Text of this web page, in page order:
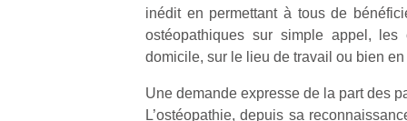
inédit en permettant à tous de
ostéopathiques sur simple appel, les
domicile, sur le lieu de travail ou bien
Une demande expresse de la part des
L’ostéopathie, depuis sa